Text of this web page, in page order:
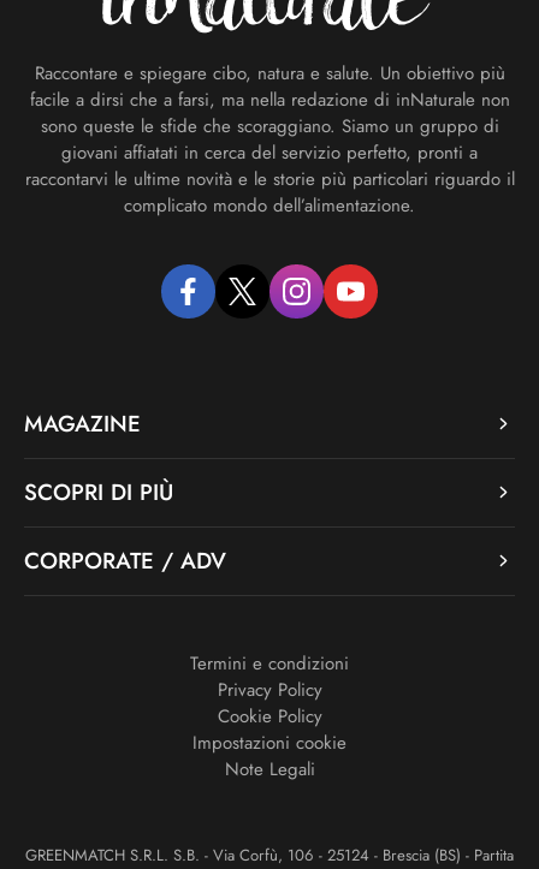
Raccontare e spiegare cibo, natura e salute. Un obiettivo più
facile a dirsi che a farsi, ma nella redazione di inNaturale non
sono queste le sfide che scoraggiano. Siamo un gruppo di
giovani affiatati in cerca del servizio perfetto, pronti a
raccontarvi le ultime novità e le storie più particolari riguardo il
complicato mondo dell’alimentazione.
facebooktwitter instagramyoutube
MAGAZINE
SCOPRI DI PIÙ
CORPORATE / ADV
Termini e condizioni
Privacy Policy
Cookie Policy
Impostazioni cookie
Note Legali
GREENMATCH S.R.L. S.B. - Via Corfù, 106 - 25124 - Brescia (BS) - Partita